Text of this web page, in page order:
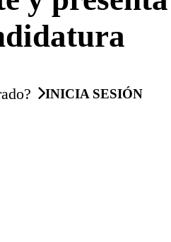
INICIA SESIÓN